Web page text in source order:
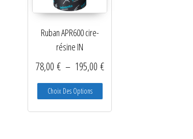
Lecteurs
Lecteurs code-barres de
Lecteurs sans fil 1D et 2D
Ruban APR600 cire-
résine IN
78,00 € – 195,00 €Plage de prix : 78,00 € à
Choix Des Options Ce produit a plusieurs variations.